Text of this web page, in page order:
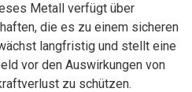
Metall verfügt über
die es zu einem sicheren
langfristig und stellt eine
vor den Auswirkungen von
zu schützen.